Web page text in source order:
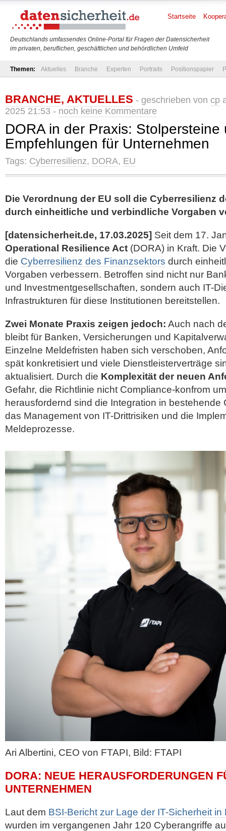
Deutschlands umfassendes Online-Portal für Fragen der Datensicherheit
im privaten, beruflichen, geschäftlichen und behördlichen Umfeld
Startseite
Themen: Aktuelles Branche Experten Portraits Positionspapier
BRANCHE, AKTUELLES - geschrieben von cp
2025 21:53 - noch keine Kommentare
DORA in der Praxis: Stolpersteine
Empfehlungen für Unternehmen
Tags: Cyberresilienz, DORA, EU
Die Verordnung der EU soll die Cyberresilienz
durch einheitliche und verbindliche Vorgaben
[datensicherheit.de, 17.03.2025] Seit dem 17.
Operational Resilience Act (DORA) in Kraft. Die
die Cyberresilienz des Finanzsektors durch
Vorgaben verbessern. Betroffen sind nicht nur
und Investmentgesellschaften, sondern auch IT-
Infrastrukturen für diese Institutionen bereitstellen.
Zwei Monate Praxis zeigen jedoch: Auch nach
bleibt für Banken, Versicherungen und
Einzelne Meldefristen haben sich verschoben,
spät konkretisiert und viele Dienstleisterverträge
aktualisiert. Durch die Komplexität der neuen
Gefahr, die Richtlinie nicht Compliance-konfrom
herausfordernd sind die Integration in bestehende
das Management von IT-Drittrisiken und die
Meldeprozesse.
Ari Albertini, CEO von FTAPI, Bild: FTAPI
DORA: NEUE HERAUSFORDERUNGEN
UNTERNEHMEN
Laut dem BSI-Bericht zur Lage der IT-Sicherheit
wurden im vergangenen Jahr 120 Cyberangriffe